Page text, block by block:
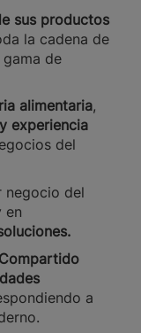
sus productos
la cadena de
de
alimentaria,
experiencia
del
negocio del
en
a